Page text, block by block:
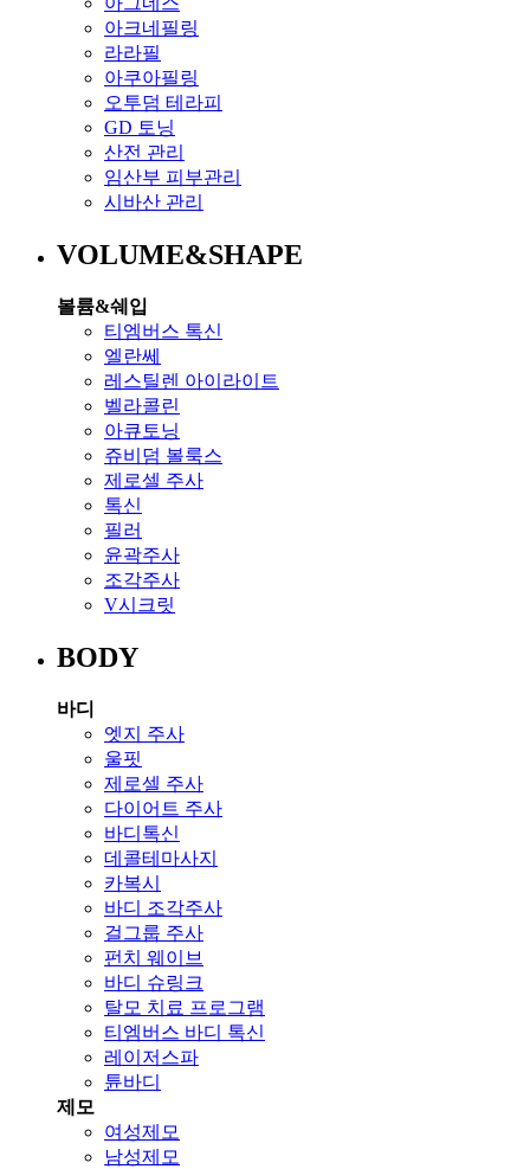
아크네필링
라라필
아쿠아필링
오투덤 테라피
GD 토닝
산전 관리
임산부 피부관리
시바산 관리
VOLUME&SHAPE
볼륨&쉐입
티엠버스 톡신
엘란쎄
레스틸렌 아이라이트
벨라콜린
아큐토닝
쥬비덤 볼룩스
제로셀 주사
톡신
필러
윤곽주사
조각주사
V시크릿
BODY
바디
엣지 주사
울핏
제로셀 주사
다이어트 주사
바디톡신
데콜테마사지
카복시
바디 조각주사
걸그룹 주사
펀치 웨이브
바디 슈링크
탈모 치료 프로그램
티엠버스 바디 톡신
레이저스파
튠바디
제모
여성제모
남성제모